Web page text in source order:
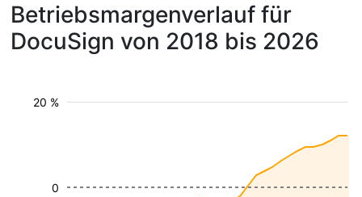
Betriebsmargenverlauf für
DocuSign von 2018 bis 2026
20 %
0